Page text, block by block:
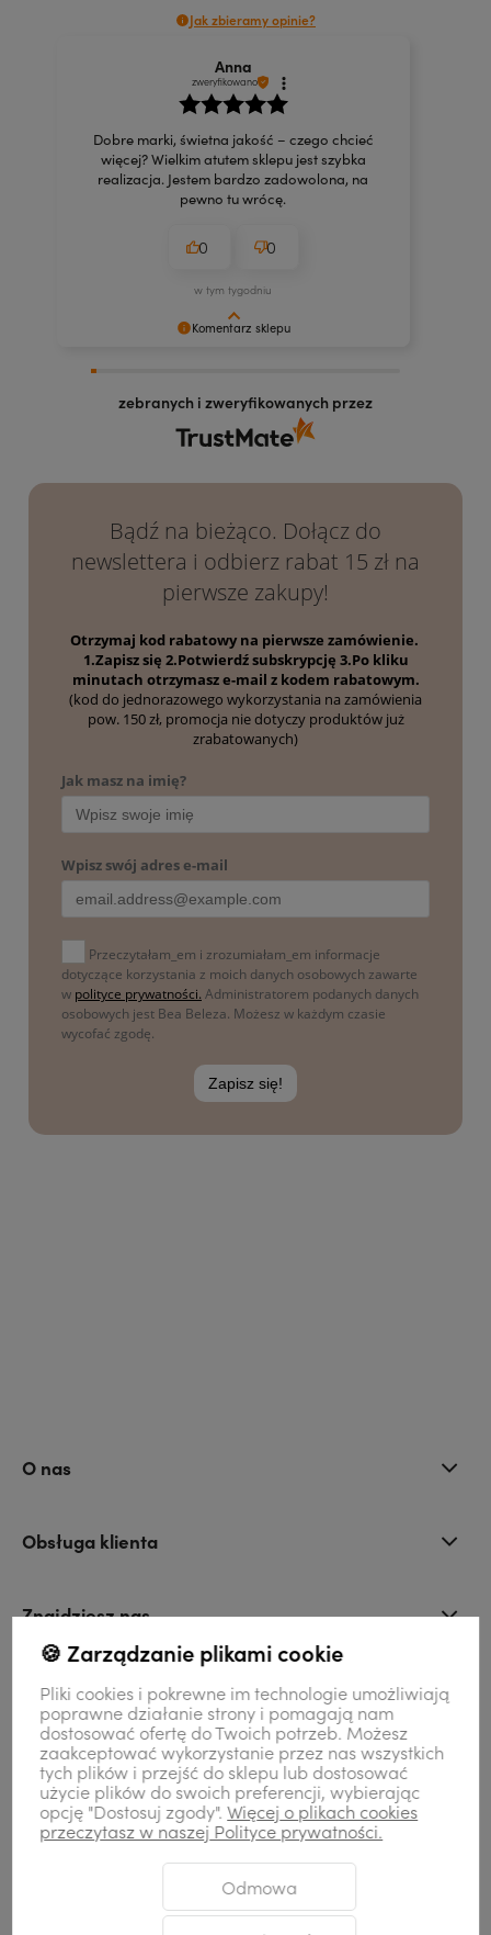
Jak zbieramy opinie?
Komentarz sklepu
Anna
zweryfikowano
Dobre marki, świetna jakość – czego chcieć
więcej? Wielkim atutem sklepu jest szybka
realizacja. Jestem bardzo zadowolona, na
pewno tu wrócę.
0 0
w tym tygodniu
zebranych i zweryfikowanych przez
O nas
Obsługa klienta
Znajdziesz nas
Kontakt
Moje konto
Sklep internetowy Shoper Premium Szablon Shoper Modern 3.0™
🍪 Zarządzanie plikami cookie
Pliki cookies i pokrewne im technologie umożliwiają
poprawne działanie strony i pomagają nam
dostosować ofertę do Twoich potrzeb. Możesz
zaakceptować wykorzystanie przez nas wszystkich
tych plików i przejść do sklepu lub dostosować
użycie plików do swoich preferencji, wybierając
opcję "Dostosuj zgody". Więcej o plikach cookies
przeczytasz w naszej Polityce prywatności.
Odmowa